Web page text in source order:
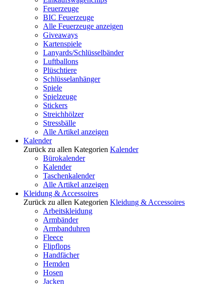
Feuerzeuge
BIC Feuerzeuge
Alle Feuerzeuge anzeigen
Giveaways
Kartenspiele
Lanyards/Schlüsselbänder
Luftballons
Plüschtiere
Schlüsselanhänger
Spiele
Spielzeuge
Stickers
Streichhölzer
Stressbälle
Alle Artikel anzeigen
Kalender
Zurück zu allen Kategorien Kalender
Bürokalender
Kalender
Taschenkalender
Alle Artikel anzeigen
Kleidung & Accessoires
Zurück zu allen Kategorien Kleidung & Accessoires
Arbeitskleidung
Armbänder
Armbanduhren
Fleece
Flipflops
Handfächer
Hemden
Hosen
Jacken